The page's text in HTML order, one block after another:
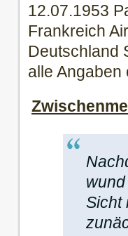
12.07.1953
Frankreich
Deutschland
alle Angaben
Sicht